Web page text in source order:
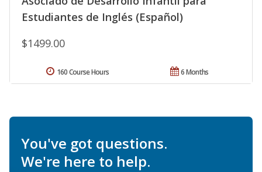
Estudiantes de Inglés (Español)
$1499.00
6 Months
160 Course Hours
You've got questions.
We're here to help.